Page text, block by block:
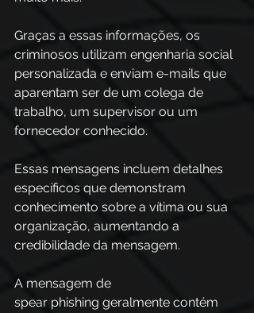
Graças a essas informações, os
criminosos utilizam engenharia social
personalizada e enviam e-mails que
aparentam ser de um colega de
trabalho, um supervisor ou um
fornecedor conhecido.
Essas mensagens incluem detalhes
específicos que demonstram
conhecimento sobre a vítima ou sua
organização, aumentando a
credibilidade da mensagem.
A mensagem de
spear phishing geralmente contém